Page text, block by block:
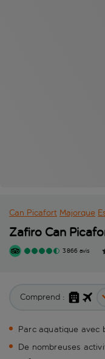
Can Picafort Majorque
Zafiro Can
3 866 avis
Comprend :
Parc aquatique avec
De nombreuses